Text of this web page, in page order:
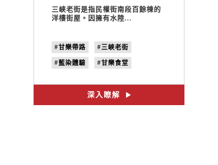
三峽老街是指民權街南段百餘棟的
洋樓街屋。因擁有水陸...
#甘樂帶路 #三峽老街
#藍染體驗 #甘樂食堂
#禾乃川釀酵吧 #秀川居
深入瞭解